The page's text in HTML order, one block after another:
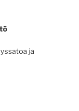
ja